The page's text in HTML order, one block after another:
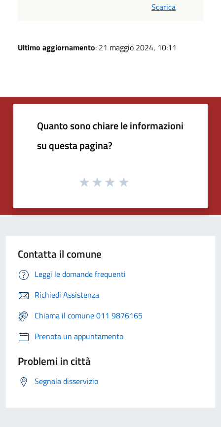
Scarica
Ultimo aggiornamento: 21 maggio 2024, 10:11
Quanto sono chiare le informazioni
su questa pagina?
Contatta il comune
Leggi le domande frequenti
Richiedi Assistenza
Chiama il comune 011 9876165
Prenota un appuntamento
Problemi in città
Segnala disservizio